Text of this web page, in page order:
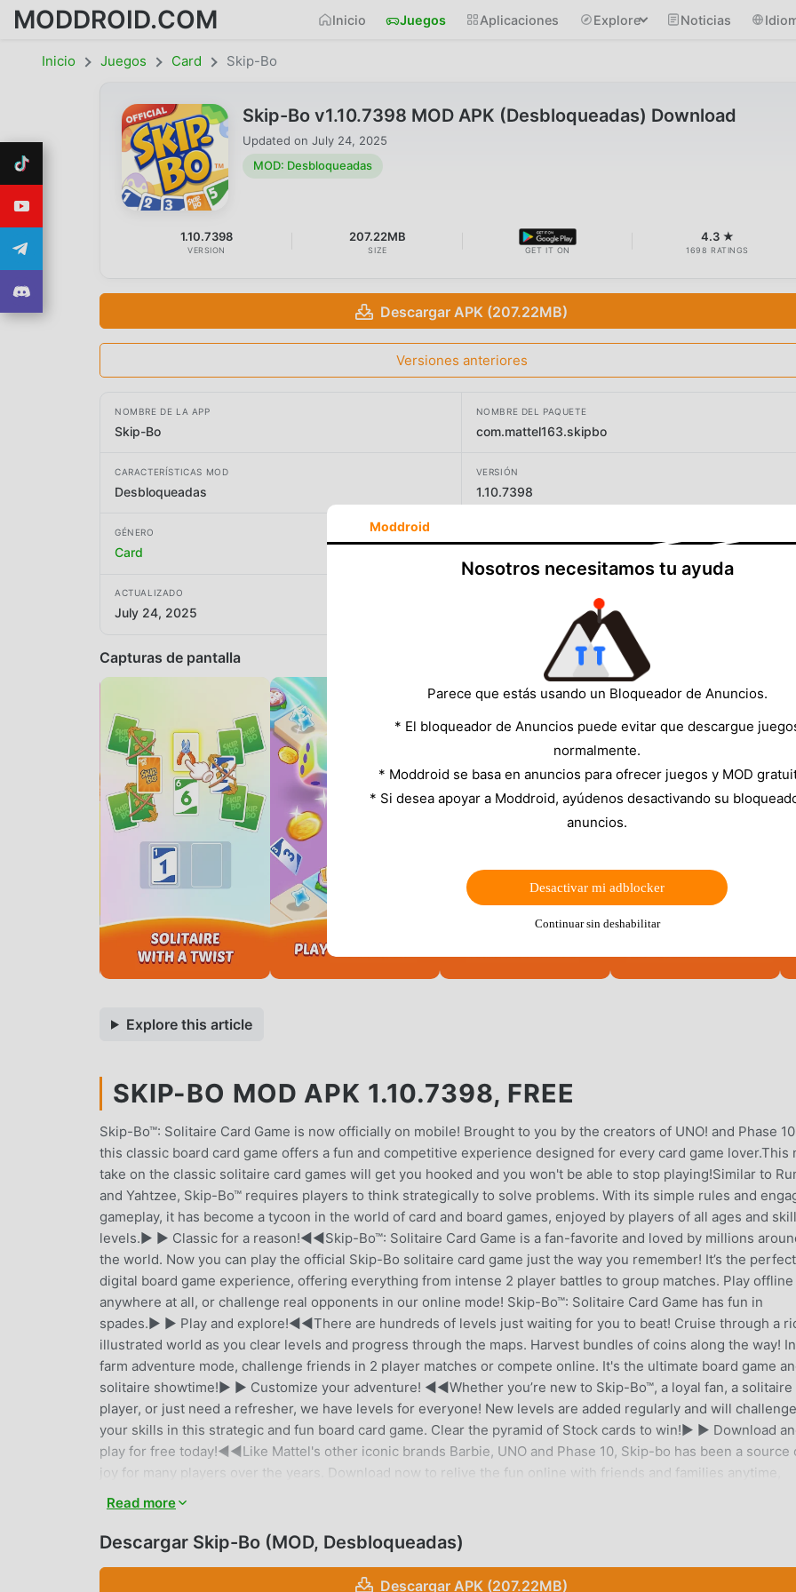
MODDROID.COM Inicio Juegos Aplicaciones Explore Noticias
Inicio Juegos Card Skip-Bo
Skip-Bo v1.10.7398 MOD APK (Desbloqueadas) Download
Updated on July 24, 2025
MOD: Desbloqueadas
1.10.7398
VERSION
207.22MB
SIZE GET IT ON
4.3 ★
1698 RATINGS
Descargar APK (207.22MB)
Versiones anteriores
NOMBRE DE LA APP
Skip-Bo
NOMBRE DEL PAQUETE
com.mattel163.skipbo
CARACTERÍSTICAS MOD
Desbloqueadas
VERSIÓN
1.10.7398
GÉNERO
Card
ACTUALIZADO
July 24, 2025
Capturas de pantalla
Explore this article
SKIP-BO MOD APK 1.10.7398, FREE
Skip-Bo™: Solitaire Card Game is now officially on mobile! Brought to you by the creators of UNO! and Phase
this classic board card game offers a fun and competitive experience designed for every card game lover.This
take on the classic solitaire card games will get you hooked and you won't be able to stop playing!Similar to
and Yahtzee, Skip-Bo™ requires players to think strategically to solve problems. With its simple rules and
gameplay, it has become a tycoon in the world of card and board games, enjoyed by players of all ages and skill
levels.▶ ▶ Classic for a reason!◀◀Skip-Bo™: Solitaire Card Game is a fan-favorite and loved by millions
the world. Now you can play the official Skip-Bo solitaire card game just the way you remember! It’s the perfect
digital board game experience, offering everything from intense 2 player battles to group matches. Play offline
anywhere at all, or challenge real opponents in our online mode! Skip-Bo™: Solitaire Card Game has fun in
spades.▶ ▶ Play and explore!◀◀There are hundreds of levels just waiting for you to beat! Cruise through a
illustrated world as you clear levels and progress through the maps. Harvest bundles of coins along the way!
farm adventure mode, challenge friends in 2 player matches or compete online. It's the ultimate board game
solitaire showtime!▶ ▶ Customize your adventure! ◀◀Whether you’re new to Skip-Bo™, a loyal fan, a solitaire
player, or just need a refresher, we have levels for everyone! New levels are added regularly and will challenge
your skills in this strategic and fun board card game. Clear the pyramid of Stock cards to win!▶ ▶ Download
play for free today!◀◀Like Mattel's other iconic brands Barbie, UNO and Phase 10, Skip-bo has been a source
joy for many players over the years. Download now to relive the fun online with friends and families anytime,
www.instagram.com/skipbo_mobile/Youtube：https://www.youtube.com/@Skip-BoMobile-ix7wt
SKIP-BO INTRODUCCIÓN
Read more
Descargar Skip-Bo (MOD, Desbloqueadas)
Descargar APK (207.22MB)
Moddroid
Nosotros necesitamos tu ayuda
Parece que estás usando un Bloqueador de Anuncios.
* El bloqueador de Anuncios puede evitar que descargue
normalmente.
* Moddroid se basa en anuncios para ofrecer juegos y MOD
* Si desea apoyar a Moddroid, ayúdenos desactivando su
anuncios.
Desactivar mi adblocker
Continuar sin deshabilitar